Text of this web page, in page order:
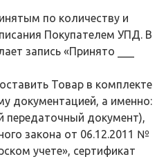
по количеству и
Покупателем УПД. В
запись «Принято ___
Товар в комплекте
документацией, а именно:
передаточный документ),
закона от 06.12.2011 №
учете», сертификат